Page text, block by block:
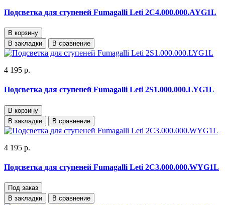
Подсветка для ступеней Fumagalli Leti 2C4.000.000.AYG1L
В корзину
В закладки
В сравнение
4 195 р.
Подсветка для ступеней Fumagalli Leti 2S1.000.000.LYG1L
В корзину
В закладки
В сравнение
4 195 р.
Подсветка для ступеней Fumagalli Leti 2C3.000.000.WYG1L
Под заказ
В закладки
В сравнение